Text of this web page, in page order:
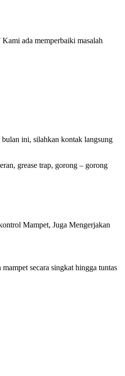
ada memperbaiki masalah
ini, silahkan kontak langsung
grease trap, gorong – gorong
Mampet, Juga Mengerjakan
secara singkat hingga tuntas